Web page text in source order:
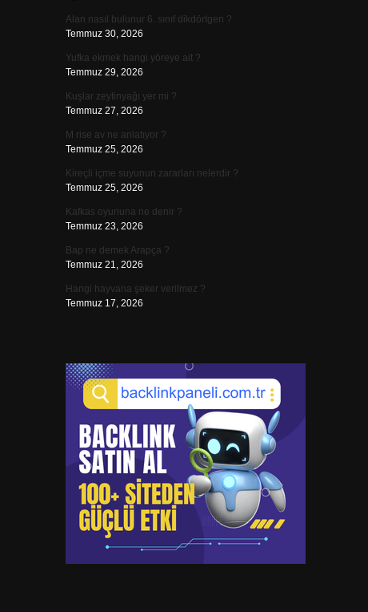
Alan nasıl bulunur 6. sınıf dikdörtgen ?
Temmuz 30, 2026
Yufka ekmek hangi yöreye ait ?
Temmuz 29, 2026
Kuşlar zeytinyağı yer mi ?
Temmuz 27, 2026
M rise av ne anlatıyor ?
Temmuz 25, 2026
Kireçli içme suyunun zararları nelerdir ?
Temmuz 25, 2026
Kafkas oyununa ne denir ?
Temmuz 23, 2026
Bap ne demek Arapça ?
Temmuz 21, 2026
Hangi hayvana şeker verilmez ?
Temmuz 17, 2026